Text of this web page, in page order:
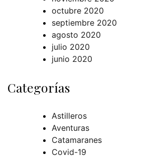
octubre 2020
septiembre 2020
agosto 2020
julio 2020
junio 2020
Categorías
Astilleros
Aventuras
Catamaranes
Covid-19